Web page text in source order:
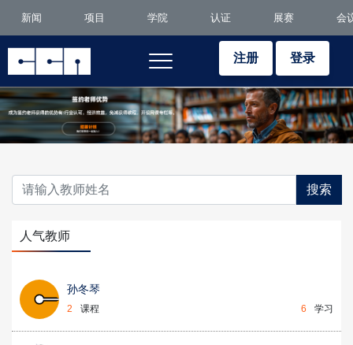
新闻 项目 学院 认证 展赛 会
注册 登录
搜索
人气教师
孙冬琴
2 课程 6 学习